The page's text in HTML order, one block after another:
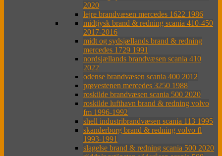
2020
lejre brandvæsen mercedes 1622 1986
midtjysk brand & redning scania 410-450
2017-2016
midt og sydsjællands brand & redning
mercedes 1729 1991
nordsjællands brandvæsen scania 410
2022
odense brandvæsen scania 400 2012
prøvestenen mercedes 3250 1988
roskilde brandvæsen scania 500 2020
roskilde lufthavn brand & redning volvo
fm 1996-1992
shell industribrandvæsen scania 113 1995
skanderborg brand & redning volvo fl
1993-1991
slagelse brand & redning scania 500 2020